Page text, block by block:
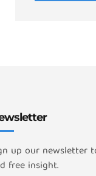
up our newsletter
free insight.